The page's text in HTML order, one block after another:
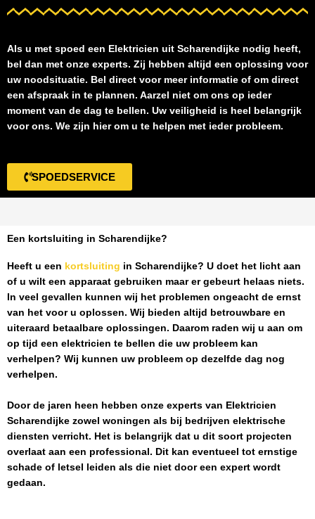
Als u met spoed een Elektricien uit Scharendijke nodig heeft,
bel dan met onze experts. Zij hebben altijd een oplossing voor
uw noodsituatie. Bel direct voor meer informatie of om direct
een afspraak in te plannen. Aarzel niet om ons op ieder
moment van de dag te bellen. Uw veiligheid is heel belangrijk
voor ons. We zijn hier om u te helpen met ieder probleem.
SPOEDSERVICE
Een kortsluiting in Scharendijke?
Heeft u een kortsluiting in Scharendijke? U doet het licht aan
of u wilt een apparaat gebruiken maar er gebeurt helaas niets.
In veel gevallen kunnen wij het problemen ongeacht de ernst
van het voor u oplossen. Wij bieden altijd betrouwbare en
uiteraard betaalbare oplossingen. Daarom raden wij u aan om
op tijd een elektricien te bellen die uw probleem kan
verhelpen? Wij kunnen uw probleem op dezelfde dag nog
verhelpen.
Door de jaren heen hebben onze experts van Elektricien
Scharendijke zowel woningen als bij bedrijven elektrische
diensten verricht. Het is belangrijk dat u dit soort projecten
overlaat aan een professional. Dit kan eventueel tot ernstige
schade of letsel leiden als die niet door een expert wordt
gedaan.